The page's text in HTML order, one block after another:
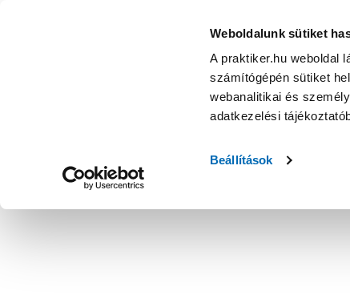
Weboldalunk sütiket
A praktiker.hu weboldal
számítógépén sütiket
webanalitikai és
adatkezelési
Beállítások